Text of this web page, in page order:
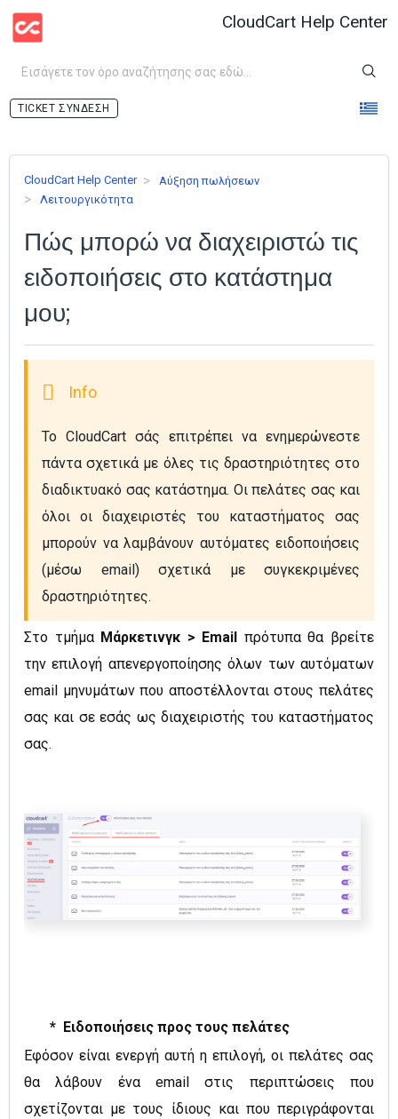
CloudCart Help Center
ΣΎΝΔΕΣΗ
CloudCart Help Center
Аύξηση πωλήσεων
Λειτουργικότητα
Πώς μπορώ να διαχειριστώ τις
ειδοποιήσεις στο κατάστημα
μου;
Το CloudCart σάς επιτρέπει να ενημερώνεστε
πάντα σχετικά με όλες τις δραστηριότητες στο
διαδικτυακό σας κατάστημα. Οι πελάτες σας και
όλοι οι διαχειριστές του καταστήματος σας
μπορούν να λαμβάνουν αυτόματες ειδοποιήσεις
(μέσω email) σχετικά με συγκεκριμένες
δραστηριότητες.
Στο τμήμα Μάρκετινγκ > Email
πρότυπα θα βρείτε
την επιλογή απενεργοποίησης όλων των αυτόματων
email μηνυμάτων που αποστέλλονται στους πελάτες
σας και σε εσάς ως διαχειριστής του καταστήματος
σας.
* Ειδοποιήσεις προς τους πελάτες
Εφόσον είναι ενεργή αυτή η επιλογή, οι πελάτες σας
θα λάβουν ένα email
στις περιπτώσεις που
σχετίζονται με τους ίδιους και που περιγράφονται